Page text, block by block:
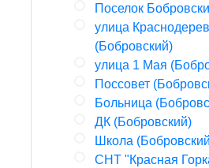
Поселок
улица
(Бобровский)
улица 1 Мая
Поссовет
Больница
ДК (Бобровский)
Школа
СНТ "Красная